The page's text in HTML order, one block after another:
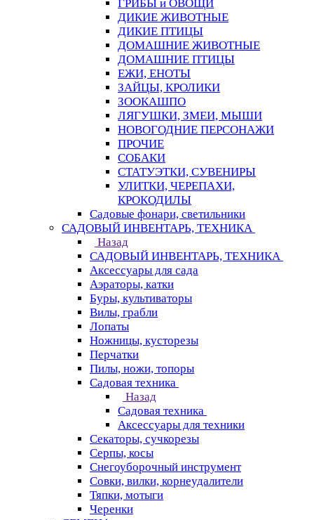
ГРИБЫ и ОВОЩИ
ДИКИЕ ЖИВОТНЫЕ
ДИКИЕ ПТИЦЫ
ДОМАШНИЕ ЖИВОТНЫЕ
ДОМАШНИЕ ПТИЦЫ
ЕЖИ, ЕНОТЫ
ЗАЙЦЫ, КРОЛИКИ
ЗООКАШПО
ЛЯГУШКИ, ЗМЕИ, МЫШИ
НОВОГОДНИЕ ПЕРСОНАЖИ
ПРОЧИЕ
СОБАКИ
СТАТУЭТКИ, СУВЕНИРЫ
УЛИТКИ, ЧЕРЕПАХИ,
КРОКОДИЛЫ
Садовые фонари, светильники
САДОВЫЙ ИНВЕНТАРЬ, ТЕХНИКА
Назад
САДОВЫЙ ИНВЕНТАРЬ, ТЕХНИКА
Аксессуары для сада
Аэраторы, катки
Буры, культиваторы
Вилы, грабли
Лопаты
Ножницы, кусторезы
Перчатки
Пилы, ножи, топоры
Садовая техника
Назад
Садовая техника
Аксессуары для техники
Секаторы, сучкорезы
Серпы, косы
Снегоуборочный инструмент
Совки, вилки, корнеудалители
Тяпки, мотыги
Черенки